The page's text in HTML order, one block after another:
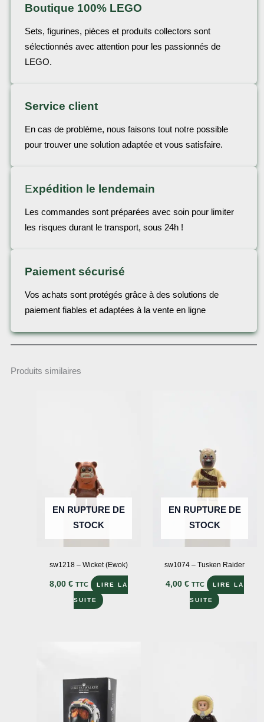
Boutique 100% LEGO
Sets, figurines, pièces et produits collectors sont
sélectionnés avec attention pour les passionnés de
LEGO.
Service client
En cas de problème, nous faisons tout notre possible
pour trouver une solution adaptée et vous satisfaire.
Expédition le lendemain
Les commandes sont préparées avec soin pour limiter
les risques durant le transport, sous 24h !
Paiement sécurisé
Vos achats sont protégés grâce à des solutions de
paiement fiables et adaptées à la vente en ligne
Produits similaires
EN RUPTURE DE
STOCK
sw1218 – Wicket (Ewok)
8,00 € TTC LIRE LA
SUITE
EN RUPTURE DE
STOCK
sw1074 – Tusken Raider
4,00 € TTC LIRE LA
SUITE